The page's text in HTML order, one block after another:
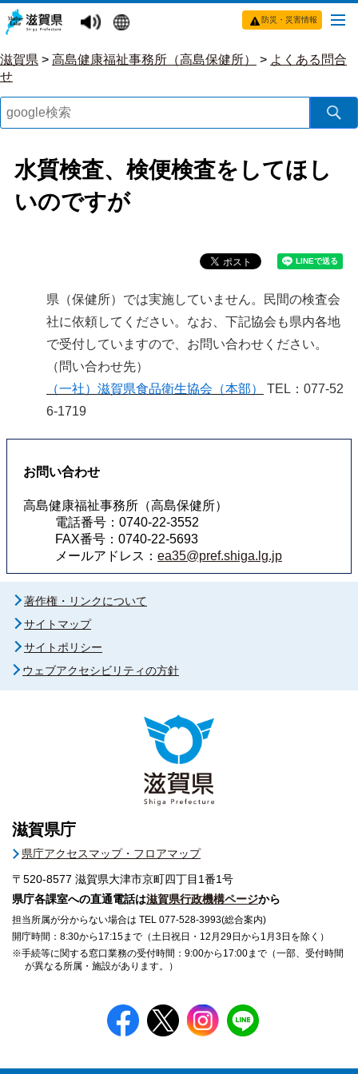
防災・災害情報
滋賀県 > 高島健康福祉事務所（高島保健所） > よくある問合
せ
水質検査、検便検査をしてほし
いのですが
県（保健所）では実施していません。民間の検査会
社に依頼してください。なお、下記協会も県内各地
で受付していますので、お問い合わせください。
（問い合わせ先）
（一社）滋賀県食品衛生協会（本部）
TEL：077-52
6-1719
お問い合わせ
高島健康福祉事務所（高島保健所）
電話番号：0740-22-3552
FAX番号：0740-22-5693
メールアドレス： ea35@pref.shiga.lg.jp
著作権・リンクについて
サイトマップ
サイトポリシー
ウェブアクセシビリティの方針
滋賀県庁
県庁アクセスマップ・フロアマップ
〒520-8577 滋賀県大津市京町四丁目1番1号
県庁各課室への直通電話は滋賀県行政機構ページから
担当所属が分からない場合は TEL 077-528-3993(総合案内)
開庁時間：8:30から17:15まで（土日祝日・12月29日から1月3日を除く）
※手続等に関する窓口業務の受付時間：9:00から17:00まで（一部、受付時間
が異なる所属・施設があります。）